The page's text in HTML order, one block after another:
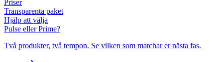
Priser
Transparenta paket
Hjälp att välja
Pulse eller Prime?
Två produkter, två tempon. Se vilken som matchar er nästa fas.